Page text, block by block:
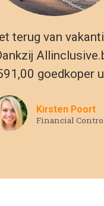
terug van
goedkoper
Kirsten Poort
Financial